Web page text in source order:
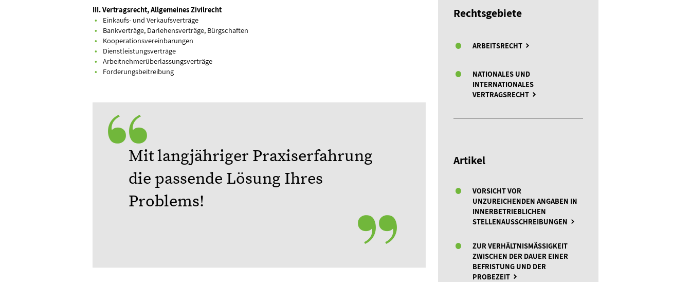
III. Vertragsrecht, Allgemeines Zivilrecht
Einkaufs- und Verkaufsverträge
Bankverträge, Darlehensverträge, Bürgschaften
Kooperationsvereinbarungen
Dienstleistungsverträge
Arbeitnehmerüberlassungsverträge
Forderungsbeitreibung
Mit langjähriger Praxiserfahrung
die passende Lösung Ihres
Problems!
Rechtsgebiete
ARBEITSRECHT
NATIONALES UND
INTERNATIONALES
VERTRAGSRECHT
Artikel
VORSICHT VOR
UNZUREICHENDEN ANGABEN IN
INNERBETRIEBLICHEN
STELLENAUSSCHREIBUNGEN
ZUR VERHÄLTNISMÄSSIGKEIT Z
WISCHEN DER DAUER EINER B
EFRISTUNG UND DER P
ROBEZEIT